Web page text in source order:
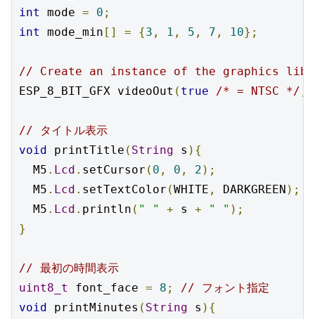
int
mode = 0 ;
int
mode_min [] = {3 , 1 , 5 , 7 , 10};
// Create an instance of the graphics
ESP_8_BIT_GFX videoOut ( true /* = NTSC */
// タイトル表示
void printTitle ( String s ){
  M5
. Lcd . setCursor ( 0 , 0 , 2 );
  M5
. Lcd . setTextColor (WHITE , DARKGREEN );
  M5
. Lcd . println ( " " + s + " " );
}
// 最初の時間表示
uint8_t
font_face = 8 ;
// フォント指定
void printMinutes ( String s ){